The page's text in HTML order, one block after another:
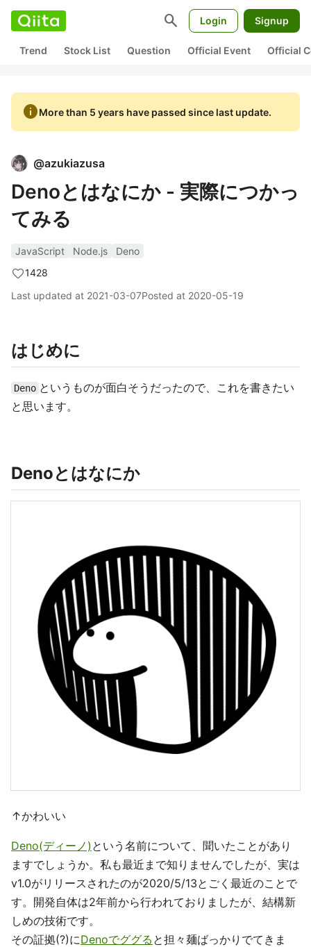
search Login Signup
Trend Stock List Question Official Event Official
infoMore than 5 years have passed since last update.
@azukiazusa
Denoとはなにか - 実際につかっ
てみる
JavaScript Node.js
Deno
1428
Last updated at 2021-03-07Posted at 2020-05-19
はじめに
Deno というものが面白そうだったので、これを書きたい
と思います。
Denoとはなにか
↑かわいい
Deno(ディーノ) という名前について、聞いたことがあり
ますでしょうか。私も最近まで知りませんでしたが、実は
v1.0がリリースされたのが2020/5/13とごく最近のことで
す。開発自体は2年前から行われておりましたが、結構新
しめの技術です。
その証拠(?)にDenoでググる と担々麺ばっかりでてきま